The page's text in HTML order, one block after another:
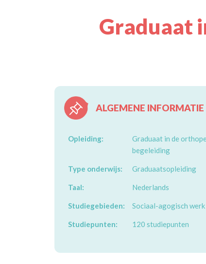
Graduaat
ALGEMENE INFORMATIE
Opleiding:
Graduaat in de
begeleiding
Type onderwijs: Graduaatsopleiding
Taal: Nederlands
Studiegebieden: Sociaal-agogisch werk
Studiepunten: 120 studiepunten